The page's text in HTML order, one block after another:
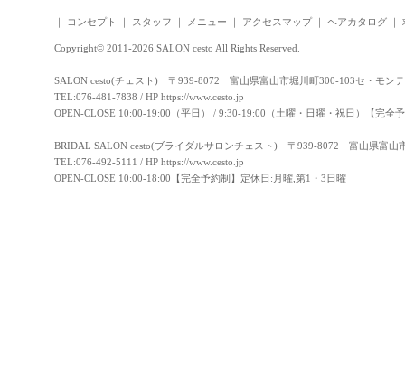
コンセプト スタッフ メニュー アクセスマップ ヘアカタログ
Copyright© 2011-2026 SALON cesto All Rights Reserved.
SALON cesto(チェスト) 〒939-8072 富山県富山市堀川町300-103セ・モン
TEL:076-481-7838 / HP https://www.cesto.jp
OPEN-CLOSE 10:00-19:00（平日） / 9:30-19:00（土曜・日曜・祝日）【完全
BRIDAL SALON cesto(ブライダルサロンチェスト) 〒939-8072 富山県富山
TEL:076-492-5111 / HP https://www.cesto.jp
OPEN-CLOSE 10:00-18:00【完全予約制】定休日:月曜,第1・3日曜